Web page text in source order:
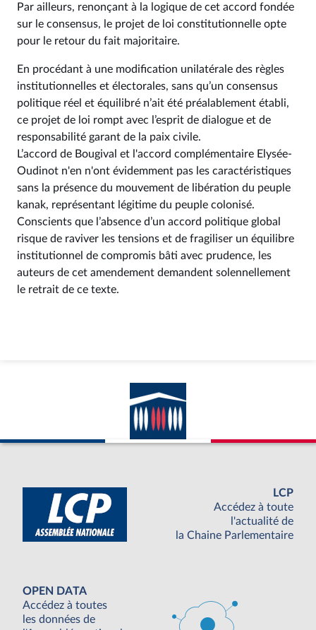
Par ailleurs, renonçant à la logique de cet accord fondée
sur le consensus, le projet de loi constitutionnelle opte
pour le retour du fait majoritaire.
En procédant à une modification unilatérale des règles
institutionnelles et électorales, sans qu’un consensus
politique réel et équilibré n’ait été préalablement établi,
ce projet de loi rompt avec l’esprit de dialogue et de
responsabilité garant de la paix civile.
L’accord de Bougival et l'accord complémentaire Elysée-
Oudinot n'en n'ont évidemment pas les caractéristiques
sans la présence du mouvement de libération du peuple
kanak, représentant légitime du peuple colonisé.
Conscients que l’absence d’un accord politique global
risque de raviver les tensions et de fragiliser un équilibre
institutionnel de compromis bâti avec prudence, les
auteurs de cet amendement demandent solennellement
le retrait de ce texte.
LCP
Accédez à toute
l'actualité de
la Chaine Parlementaire
OPEN DATA
Accédez à toutes
les données de